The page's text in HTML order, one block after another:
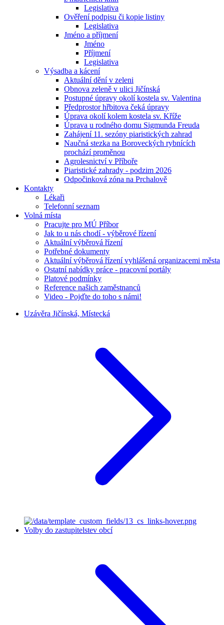
Legislativa
Ověření podpisu či kopie listiny
Legislativa
Jméno a příjmení
Jméno
Příjmení
Legislativa
Výsadba a kácení
Aktuální dění v zeleni
Obnova zeleně v ulici Jičínská
Postupné úpravy okolí kostela sv. Valentina
Předprostor hřbitova čeká úpravy
Úprava okolí kolem kostela sv. Kříže
Úprava u rodného domu Sigmunda Freuda
Zahájení 11. sezóny piaristických zahrad
Naučná stezka na Boroveckých rybnících
prochází proměnou
Agrolesnictví v Příboře
Piaristické zahrady - podzim 2026
Odpočinková zóna na Prchalově
Kontakty
Lékaři
Telefonní seznam
Volná místa
Pracujte pro MÚ Příbor
Jak to u nás chodí - výběrové řízení
Aktuální výběrová řízení
Potřebné dokumenty
Aktuální výběrová řízení vyhlášená organizacemi města
Ostatní nabídky práce - pracovní portály
Platové podmínky
Reference našich zaměstnanců
Video - Pojďte do toho s námi!
Uzávěra Jičínská, Místecká
Volby do zastupitelstev obcí